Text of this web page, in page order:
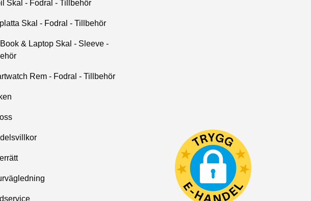
Skal - Fodral - Tillbehör
Skal - Fodral - Tillbehör
& Laptop Skal - Sleeve -
Rem - Fodral - Tillbehör